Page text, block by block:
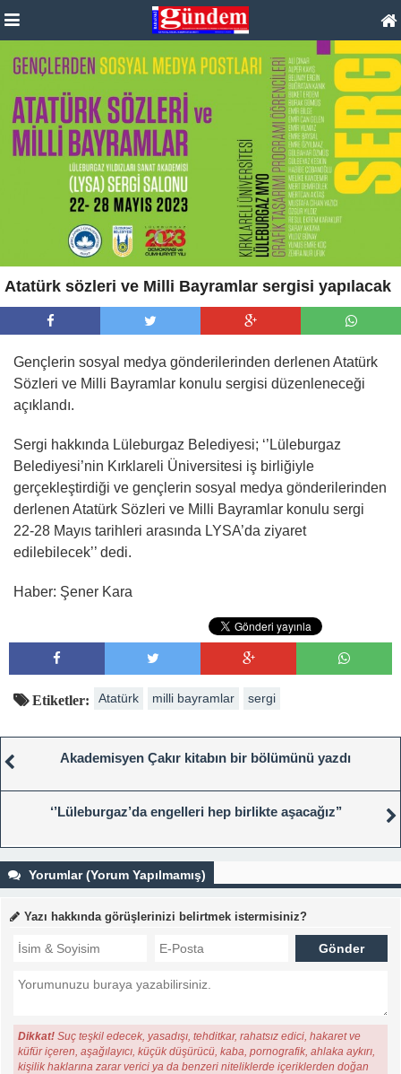
Atatürk sözleri ve Milli Bayramlar sergisi yapılacak
Gençlerin sosyal medya gönderilerinden derlenen Atatürk
Sözleri ve Milli Bayramlar konulu sergisi düzenleneceği
açıklandı.
Sergi hakkında Lüleburgaz Belediyesi; ‘’Lüleburgaz
Belediyesi’nin Kırklareli Üniversitesi iş birliğiyle
gerçekleştirdiği ve gençlerin sosyal medya gönderilerinden
derlenen Atatürk Sözleri ve Milli Bayramlar konulu sergi
22-28 Mayıs tarihleri arasında LYSA’da ziyaret
edilebilecek’’ dedi.
Haber: Şener Kara
Etiketler: Atatürk milli bayramlar sergi
Akademisyen Çakır kitabın bir bölümünü yazdı
‘’Lüleburgaz’da engelleri hep birlikte aşacağız’’
Yorumlar (Yorum Yapılmamış)
Yazı hakkında görüşlerinizi belirtmek istermisiniz?
Dikkat! Suç teşkil edecek, yasadışı, tehditkar, rahatsız edici, hakaret ve
küfür içeren, aşağılayıcı, küçük düşürücü, kaba, pornografik, ahlaka aykırı,
kişilik haklarına zarar verici ya da benzeri niteliklerde içeriklerden doğan